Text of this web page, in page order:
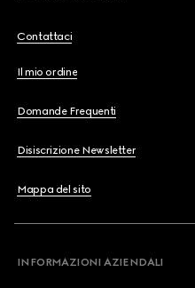
Contattaci
Il mio ordine
Domande Frequenti
Disiscrizione Newsletter
Mappa del sito
INFORMAZIONI AZIENDALI